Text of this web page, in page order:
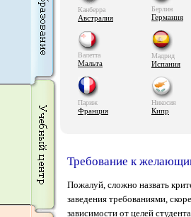
Канберра
Австралия
Берлин
Германия
Валетта
Мальта
Мадрид
Испания
Париж
Франция
Никосия
Кипр
Требование к
Пожалуй, сложно назвать
заведения требованиями,
зависимости от целей